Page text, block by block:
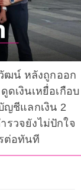
ฒน์ หลังถูกออก
เงินเหยื่อเกือบ
ญชีแลกเงิน 2
วจยังไม่ปักใจ
ต่อทันที